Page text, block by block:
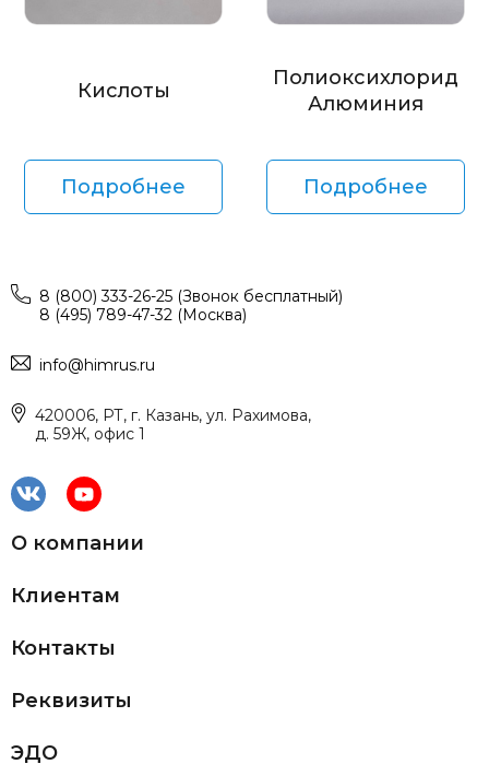
Кислоты
Подробнее
Полиоксихлорид
Алюминия
Подробнее
8 (800) 333-26-25 (Звонок бесплатный)
8 (495) 789-47-32 (Москва)
info@himrus.ru
420006, РТ, г. Казань, ул. Рахимова,
д. 59Ж, офис 1
О компании
Клиентам
Контакты
Реквизиты
ЭДО